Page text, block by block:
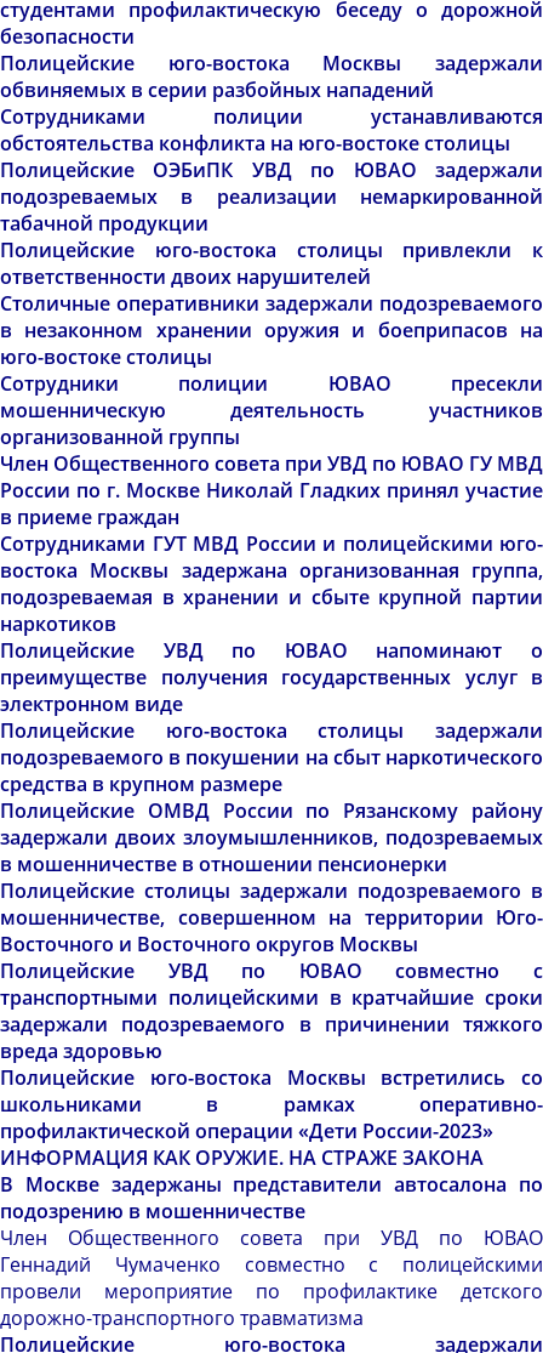
студентами профилактическую беседу о дорожной
безопасности
Полицейские юго-востока Москвы задержали
обвиняемых в серии разбойных нападений
Сотрудниками полиции устанавливаются
обстоятельства конфликта на юго-востоке столицы
Полицейские ОЭБиПК УВД по ЮВАО задержали
подозреваемых в реализации немаркированной
табачной продукции
Полицейские юго-востока столицы привлекли к
ответственности двоих нарушителей
Столичные оперативники задержали подозреваемого
в незаконном хранении оружия и боеприпасов на
юго-востоке столицы
Сотрудники полиции ЮВАО пресекли
мошенническую деятельность участников
организованной группы
Член Общественного совета при УВД по ЮВАО ГУ МВД
России по г. Москве Николай Гладких принял участие
в приеме граждан
Сотрудниками ГУТ МВД России и полицейскими юго-
востока Москвы задержана организованная группа,
подозреваемая в хранении и сбыте крупной партии
наркотиков
Полицейские УВД по ЮВАО напоминают о
преимуществе получения государственных услуг в
электронном виде
Полицейские юго-востока столицы задержали
подозреваемого в покушении на сбыт наркотического
средства в крупном размере
Полицейские ОМВД России по Рязанскому району
задержали двоих злоумышленников, подозреваемых
в мошенничестве в отношении пенсионерки
Полицейские столицы задержали подозреваемого в
мошенничестве, совершенном на территории Юго-
Восточного и Восточного округов Москвы
Полицейские УВД по ЮВАО совместно с
транспортными полицейскими в кратчайшие сроки
задержали подозреваемого в причинении тяжкого
вреда здоровью
Полицейские юго-востока Москвы встретились со
школьниками в рамках оперативно-
профилактической операции «Дети России-2023»
ИНФОРМАЦИЯ КАК ОРУЖИЕ. НА СТРАЖЕ ЗАКОНА
В Москве задержаны представители автосалона по
подозрению в мошенничестве
Член Общественного совета при УВД по ЮВАО
Геннадий Чумаченко совместно с полицейскими
провели мероприятие по профилактике детского
дорожно-транспортного травматизма
Полицейские юго-востока задержали